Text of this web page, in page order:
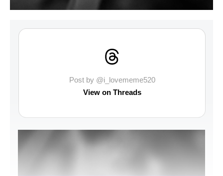
Post by @i_lovememe520
View on Threads